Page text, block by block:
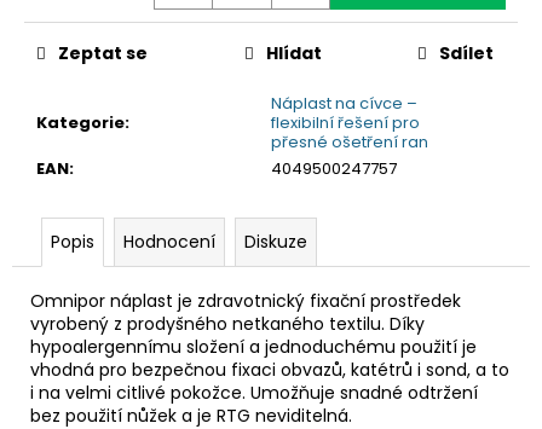
Kategorie:
Náplast na cívce –
flexibilní řešení pro
přesné ošetření ran
EAN: 4049500247757
Zeptat se Hlídat Sdílet
Popis Hodnocení Diskuze
Omnipor náplast je zdravotnický fixační prostředek
vyrobený z prodyšného netkaného textilu. Díky
hypoalergennímu složení a jednoduchému použití je
vhodná pro bezpečnou fixaci obvazů, katétrů i sond, a to
i na velmi citlivé pokožce. Umožňuje snadné odtržení
bez použití nůžek a je RTG neviditelná.
e